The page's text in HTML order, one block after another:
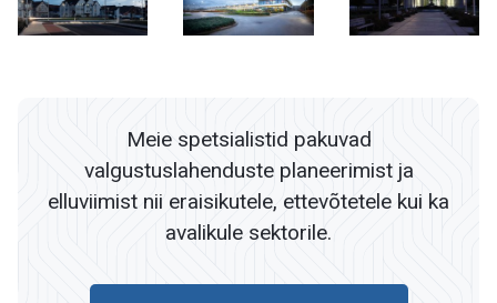
Meie spetsialistid pakuvad
valgustuslahenduste planeerimist ja
elluviimist nii eraisikutele, ettevõtetele kui ka
avalikule sektorile.